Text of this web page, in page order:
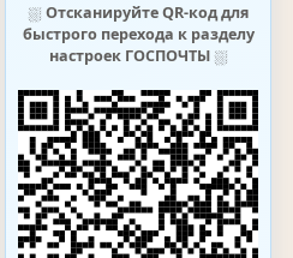
⛆ Отсканируйте QR-код для
быстрого перехода к разделу
настроек ГОСПОЧТЫ⛆